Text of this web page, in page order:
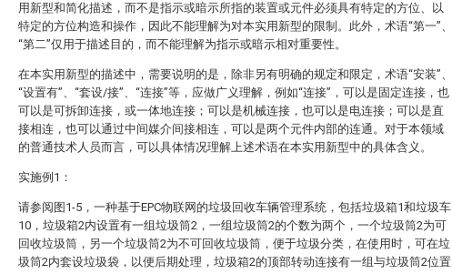
用新型和简化描述，而不是指示或暗示所指的装置或元件必须具有特定的方位、以
特定的方位构造和操作，因此不能理解为对本实用新型的限制。此外，术语“第一”、
“第二”仅用于描述目的，而不能理解为指示或暗示相对重要性。
在本实用新型的描述中，需要说明的是，除非另有明确的规定和限定，术语“安装”、
“设置有”、“套设/接”、“连接”等，应做广义理解，例如“连接”，可以是固定连接，也
可以是可拆卸连接，或一体地连接；可以是机械连接，也可以是电连接；可以是直
接相连，也可以通过中间媒介间接相连，可以是两个元件内部的连通。对于本领域
的普通技术人员而言，可以具体情况理解上述术语在本实用新型中的具体含义。
实施例1：
请参阅图1-5，一种基于EPC物联网的垃圾回收车辆管理系统，包括垃圾箱1和垃圾车
10，垃圾箱2内设置有一组垃圾筒2，一组垃圾筒2的个数为两个，一个垃圾筒2为可
回收垃圾筒，另一个垃圾筒2为不可回收垃圾筒，便于垃圾分类，在使用时，可在垃
圾筒2内套设垃圾袋，以便后期处理，垃圾箱2的顶部转动连接有一组与垃圾筒2位置